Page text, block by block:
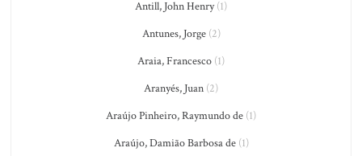
Antill, John Henry(1)
Antunes, Jorge(2)
Araia, Francesco (1)
Aranyés, Juan (2)
Araújo Pinheiro, Raymundo de (1)
Araújo, Damião Barbosa de(1)